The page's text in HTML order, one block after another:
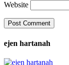
Website
ejen hartanah